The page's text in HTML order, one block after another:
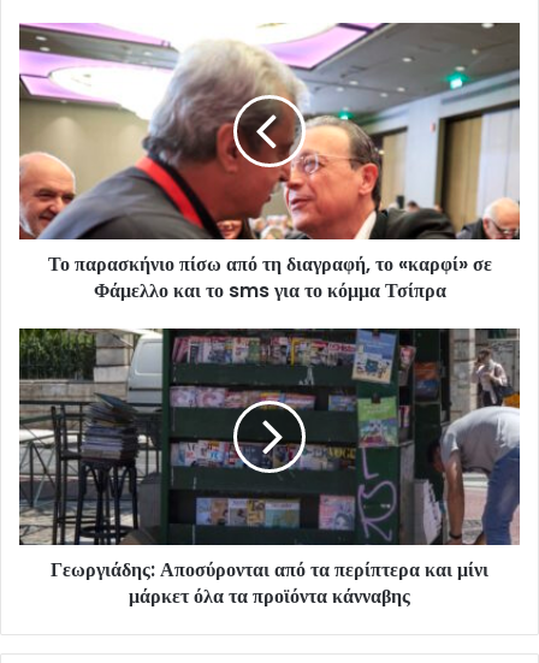
Το παρασκήνιο πίσω από τη διαγραφή, το «καρφί» σε
Φάμελλο και το sms για το κόμμα Τσίπρα
Γεωργιάδης: Αποσύρονται από τα περίπτερα και μίνι
μάρκετ όλα τα προϊόντα κάνναβης